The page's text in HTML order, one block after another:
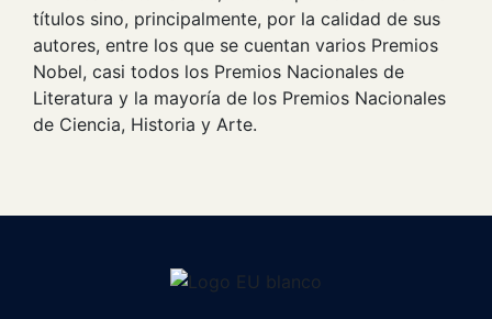
títulos sino, principalmente, por la calidad de sus
autores, entre los que se cuentan varios Premios
Nobel, casi todos los Premios Nacionales de
Literatura y la mayoría de los Premios Nacionales
de Ciencia, Historia y Arte.